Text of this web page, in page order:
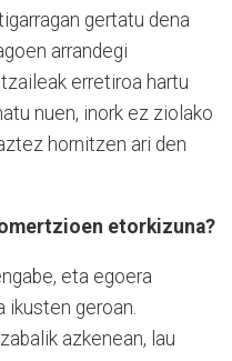
gertatu dena
arrandegi
erretiroa hartu
nuen, inork ez ziolako
hornitzen ari den
etorkizuna?
eta egoera
ikusten geroan.
azkenean, lau